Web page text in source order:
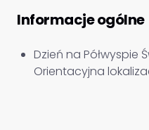
Informacje ogólne
Dzień na Półwyspie
Orientacyjna